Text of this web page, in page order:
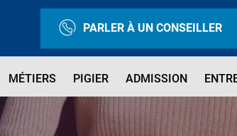
PARLER À UN CONSEILLER
MÉTIERS PIGIER ADMISSION